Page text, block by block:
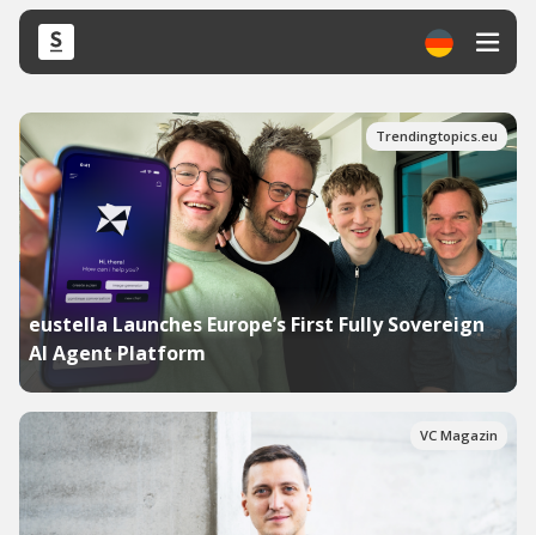
Trendingtopics.eu
eustella Launches Europe’s First Fully Sovereign
AI Agent Platform
VC Magazin